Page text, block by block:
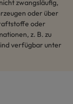
zwangsläufig,
oder über
oder
z. B. zu
verfügbar unter